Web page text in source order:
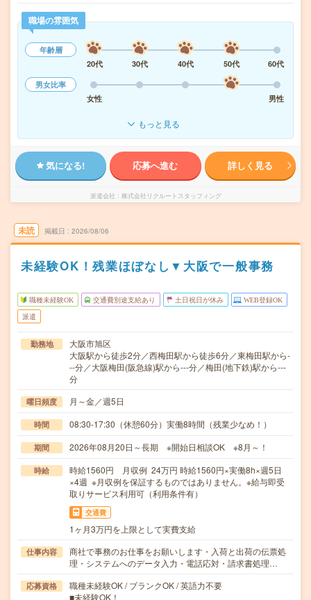
職場の雰囲気
年齢層
20代
30代 40代 50代
60代
男女比率
女性
男性
もっと見る
気になる! 応募へ進む 詳しく見る
派遣会社 株式会社リクルートスタッフィング
未読 掲載日 2026/08/06
未経験OK！残業ほぼなし▼大阪で一般事務
職種未経験OK 交通費別途支給あり 土日祝日が休み WEB登録OK
派遣
勤務地
大阪市旭区
大阪駅から徒歩2分／西梅田駅から徒歩6分／東梅田駅から-
--分／大阪梅田(阪急線)駅から---分／梅田(地下鉄)駅から---
分
曜日頻度 月～金／週5日
時間 08:30-17:30（休憩60分）実働8時間（残業少なめ！）
期間 2026年08月20日～長期 ※開始日相談OK ※8月～！
時給
時給1560円 月収例 24万円 時給1560円×実働8h×週5日
×4週 ※月収例を保証するものではありません。※給与即受
取りサービス利用可（利用条件有）
交通費
1ヶ月3万円を上限として実費支給
仕事内容
商社で事務のお仕事をお願いします・入荷と出荷の伝票処
理・システムへのデータ入力・電話応対・請求書処理…
応募資格
職種未経験OK / ブランクOK / 英語力不要
■未経験OK！